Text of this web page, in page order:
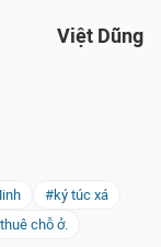
Việt Dũng
#ký túc xá
chỗ ở.